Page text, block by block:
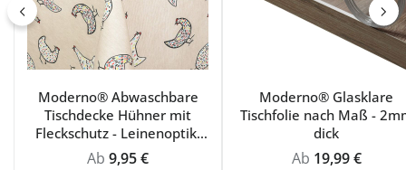
Moderno® Abwaschbare
Tischdecke Hühner mit
Fleckschutz - Leinenoptik,
Beige mit bunten Hühnern
Regulärer Preis:
Ab 9,95 €
Moderno® Glasklare
Tischfolie nach Maß -
dick
Regulärer Preis:
Ab 19,99 €